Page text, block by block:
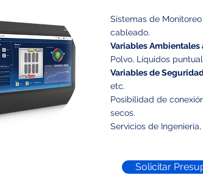
Sistemas de
cableado.
Variables Ambientales
Polvo, Líquidos
Variables de
etc.
Posibilidad de
secos.
Servicios de
Solicitar